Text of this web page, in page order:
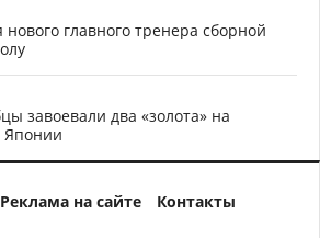
главного тренера сборной
завоевали два «золота» на
Японии
Реклама на сайте Контакты